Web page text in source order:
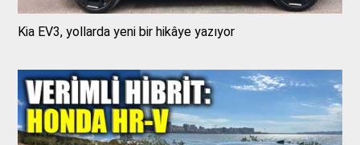
Kia EV3, yollarda yeni bir hikâye yazıyor